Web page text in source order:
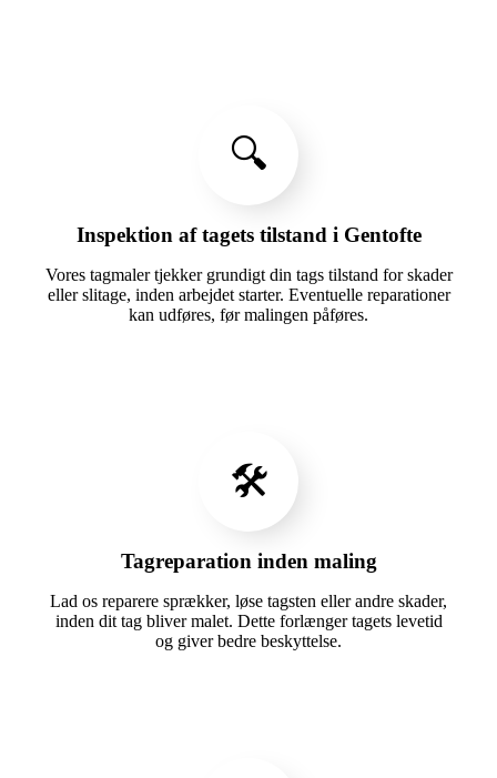
🔍
Inspektion af tagets tilstand i Gentofte
Vores tagmaler tjekker grundigt din tags tilstand for skader
eller slitage, inden arbejdet starter. Eventuelle reparationer
kan udføres, før malingen påføres.
🛠️
Tagreparation inden maling
Lad os reparere sprækker, løse tagsten eller andre skader,
inden dit tag bliver malet. Dette forlænger tagets levetid
og giver bedre beskyttelse.